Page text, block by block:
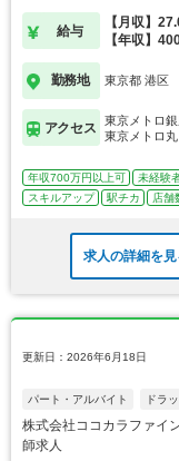
給与
【月収】
【年収】
勤務地 東京都 港区
アクセス
東京メトロ
東京メトロ
年収700万円以上可 未経験
スキルアップ
駅チカ 店舗
求人の詳細を見
更新日：2026年6月18日
パート・アルバイト ドラ
株式会社ココカラファイ
師求人